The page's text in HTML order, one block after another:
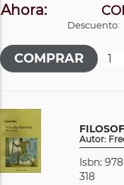
Ahora:
Descuento:
Autor:
Isbn:
318